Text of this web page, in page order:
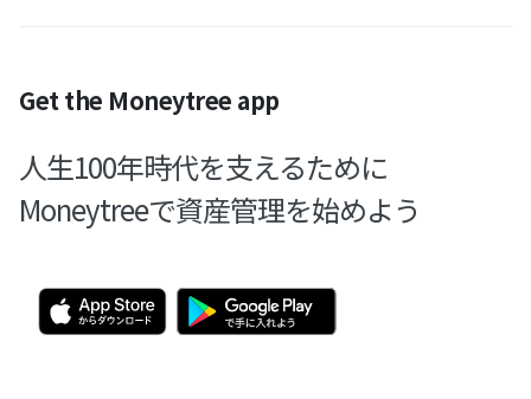
Get the Moneytree app
人生100年時代を支えるために
Moneytreeで資産管理を始めよう